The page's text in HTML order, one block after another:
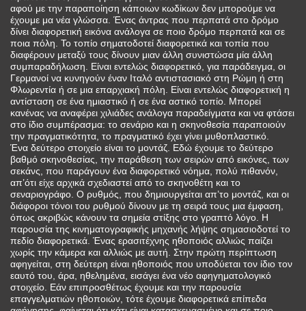
αφού με την παραποίηση κάποιων κωδίκων δεν μπορούμε να
έχουμε μα νέα γλώσσα. Ένας άντρας που περπατά στο δρόμο
δίνει διαφορετική εικόνα ανάλογα σε ποιο δρόμο περπατά και σε
ποια πόλη. Το τοπίο σηματοδοτεί διαφορετικά και τοπία που
διαφέρουν μεταξύ τους δίνουν μιαν άλλη συνιστώσα μία άλλη
συμπαραδήλωση. Είναι εντελώς διαφορετικό, για παράδειγμα, οι
Γερμανοί να κυνηγούν έναν Ιταλό αντιστασιακό στη Ρώμη ή στη
Φλωρεντία ή σε μια επαρχιακή πόλη. Είναι εντελώς διαφορετική η
αντίσταση σε ένα ημιαστικό ή σε ένα αστικό τοπίο. Μπορεί
κανένας να αναφέρει χιλιάδες ανάλογα παραδείγματα και να φτάσει
στο ίδιο συμπέρασμα: το σενάριο και η σκηνοθεσία παραποιούν
την πραγματικότητα, το πραγματικό έχει γίνει μυθοπλαστικό.
Ένα δεύτερο στοιχείο είναι το μοντάζ. Εδώ έχουμε το δεύτερο
βαθμό σκηνοθεσίας, την παράθεση των σειρών από εικόνες, των
σεκάνς, που παράγουν ένα διαφορετικό νόημα, πολύ πιθανόν,
απ’ότι είχε αρχικά σχεδιαστεί από το σκηνοθέτη και το
σεναριογράφο. Ο ρυθμός, που δημιουργείται απ’το μοντάζ, και οι
διάφοροι τόνοι του ρυθμού δίνουν με τη σειρά τους μια έμφαση,
όπως ακριβώς κάνουν τα σημεία στίξης στο γραπτό λόγο. Η
παρουσία της κινηματογραφικής μηχανής λήψης σημασιοδοτεί το
πεδίο διαφορετικά. Ένας ερασιτέχνης ηθοποιός αλλιώς παίζει
χωρίς την κάμερα και αλλιώς με αυτή. Στην πρώτη περίπτωση
αφηγείται, στη δεύτερη είναι ηθοποιός που υποδύεται τον ίδιο τον
εαυτό του, άρα, ηθελημένα, εισάγει ένα νέο αφηγηματολογικό
στοιχείο. Εάν επιπροσθέτως έχουμε και την παρουσία
επαγγελματιών ηθοποιών, τότε έχουμε διαφορετικά επίπεδα